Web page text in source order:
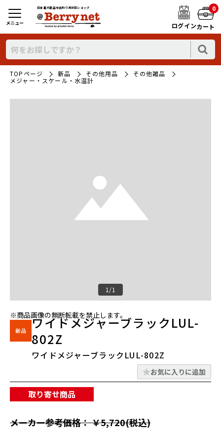
日本最大新品中古釣り具WEBショップ
ログイン
0
カート
メニュー
TOPページ 新品 その他用品
その他雑品
メジャー・スケール・水温計
1/1
※商品画像の無断転載を禁止します。
ワイドメジャーブラックLUL-
802Z
ワイドメジャーブラックLUL-802Z
お気に入りに追加
取り寄せ商品
メーカー参考価格： ￥5,720(税込)